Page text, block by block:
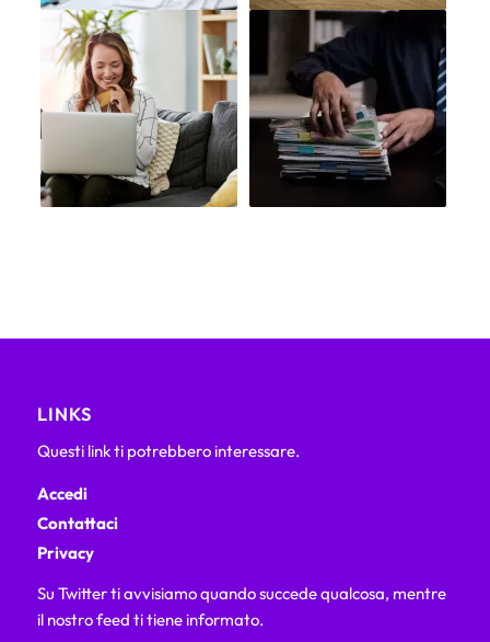
LINKS
Questi link ti potrebbero interessare.
Accedi
Contattaci
Privacy
Su Twitter ti avvisiamo quando succede qualcosa, mentre
il nostro feed ti tiene informato.